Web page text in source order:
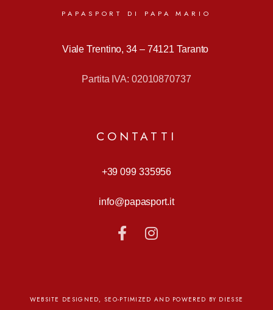
PAPASPORT DI PAPA MARIO
Viale Trentino, 34 – 74121 Taranto
Partita IVA: 02010870737
CONTATTI
+39 099 335956
info@papasport.it
WEBSITE DESIGNED, SEO-PTIMIZED AND POWERED BY DIESSE